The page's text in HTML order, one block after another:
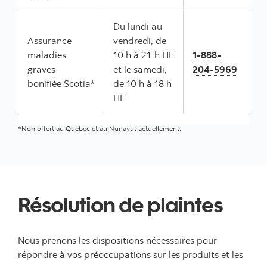
Assurance
maladies
graves
bonifiée Scotia*
Du lundi au
vendredi, de
10 h à 21 h HE
et le samedi,
de 10 h à 18 h
HE
1-888-
204-5969
*Non offert au Québec et au Nunavut actuellement.
Résolution de plaintes
Nous prenons les dispositions nécessaires pour
répondre à vos préoccupations sur les produits et les